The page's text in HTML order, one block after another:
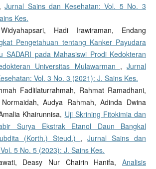
,Jurnal Sains dan Kesehatan: Vol. 5 No. 3
Kes.
Hadi Irawiraman, Endang
Pengetahuan tentang Kanker Payudara
SADARI pada Mahasiswi Prodi Kedokteran
Universitas Mulawarman ,Jurnal
Vol. 3 No. 3 (2021): J. Sains Kes.
Fadlilaturrahmah, Rahmat Ramadhani,
Audya Rahmah, Adinda Dwina
Khairunnisa, Uji Skrining Fitokimia dan
Surya Ekstrak Etanol Daun Bangkal
(Korth.) Steud.) ,Jurnal Sains dan
5 No. 5 (2023): J. Sains Kes.
Deasy Nur Chairin Hanifa,Analisis